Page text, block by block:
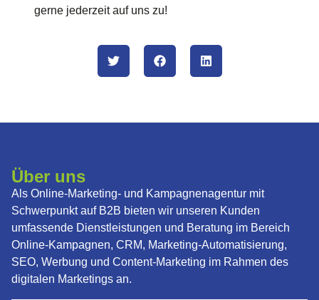
gerne jederzeit auf uns zu!
Über uns
Als Online-Marketing- und Kampagnenagentur mit
Schwerpunkt auf B2B bieten wir unseren Kunden
umfassende Dienstleistungen und Beratung im Bereich
Online-Kampagnen, CRM, Marketing-Automatisierung,
SEO, Werbung und Content-Marketing im Rahmen des
digitalen Marketings an.